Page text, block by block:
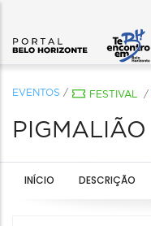
EVENTOS / FESTIVAL /
PIGMALIÃO
INÍCIO DESCRIÇÃO